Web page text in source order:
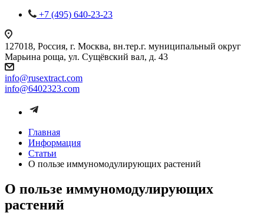
+7 (495) 640-23-23
127018, Россия, г. Москва, вн.тер.г. муниципальный округ
Марьина роща, ул. Сущёвский вал, д. 43
info@rusextract.com
info@6402323.com
Главная
Информация
Статьи
О пользе иммуномодулирующих растений
О пользе иммуномодулирующих
растений